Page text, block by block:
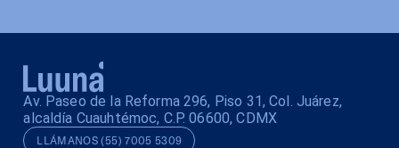
Av. Paseo de la Reforma 296, Piso 31, Col. Juárez,
alcaldía Cuauhtémoc, C.P. 06600, CDMX
LLÁMANOS (55) 7005 5309